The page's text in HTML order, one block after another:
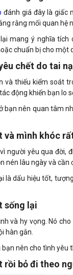
đánh giá đây là giấc
rằng mối quan hệ
mang ý nghĩa
chuẩn bị cho một
chết do tai
và thiếu kiểm soát
động khiến bạn lo
bạn nên quan tâm
và mình khóc
người yêu qua đời,
nén lâu ngày và cần
là dấu hiệu tốt,
sống lại
và hy vọng. Nó
hàn gắn.
nên cho tình yêu
rồi bỏ đi theo